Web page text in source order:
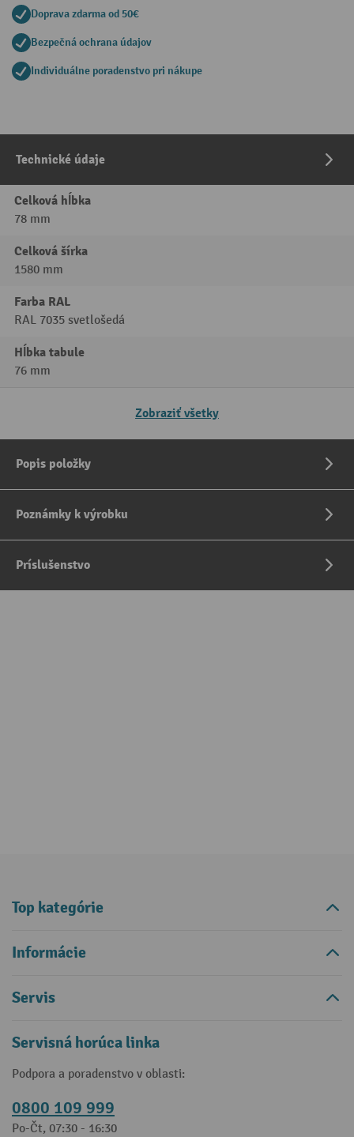
Doprava zdarma od 50€
Bezpečná ochrana údajov
Individuálne poradenstvo pri nákupe
Technické údaje
Celková hĺbka
78 mm
Celková šírka
1580 mm
Farba RAL
RAL 7035 svetlošedá
Hĺbka tabule
76 mm
Zobraziť všetky
Popis položky
Poznámky k výrobku
Príslušenstvo
Top kategórie
Informácie
Servis
Servisná horúca linka
Podpora a poradenstvo v oblasti:
0800 109 999
Po-Čt, 07:30 - 16:30